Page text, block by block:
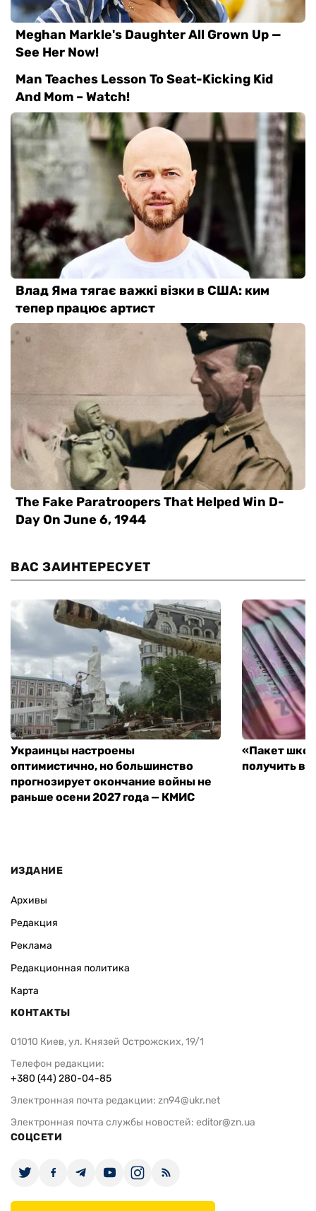
ВАС ЗАИНТЕРЕСУЕТ
Украинцы настроены
оптимистично, но большинство
прогнозирует окончание войны не
раньше осени 2027 года — КМИС
«Пакет
получить
ИЗДАНИЕ
Архивы
Редакция
Реклама
Редакционная политика
Карта
КОНТАКТЫ
01010 Киев, ул. Князей Острожских, 19/1
Телефон редакции:
+380 (44) 280-04-85
Электронная почта редакции: zn94@ukr.net
Электронная почта службы новостей: editor@zn.ua
СОЦСЕТИ